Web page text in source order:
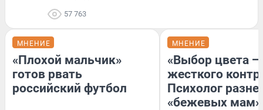
57 763
МНЕНИЕ
«Плохой мальчик»
готов рвать
российский футбол
МНЕНИЕ
«Выбор цвета —
жесткого
Психолог
«бежевых мам»